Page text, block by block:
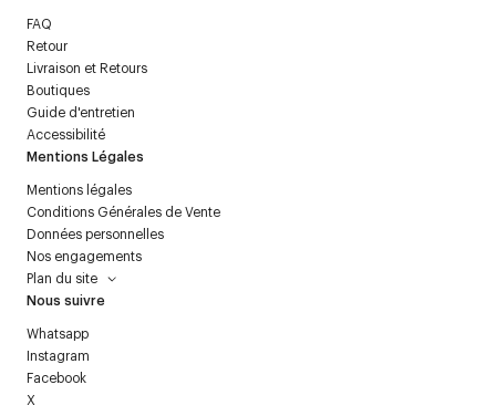
FAQ
Retour
Livraison et Retours
Boutiques
Guide d'entretien
Accessibilité
Mentions Légales
Mentions légales
Conditions Générales de Vente
Données personnelles
Nos engagements
Plan du site
Nous suivre
Whatsapp
Instagram
Facebook
X